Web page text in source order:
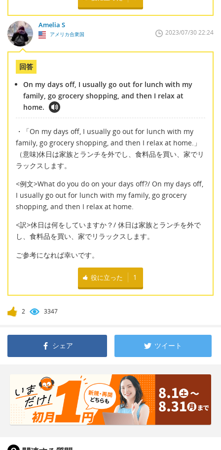
Amelia S
アメリカ合衆国 2023/07/30 22:24
回答
On my days off, I usually go out for lunch with my
family, go grocery shopping, and then I relax at
home.
・「On my days off, I usually go out for lunch with my
family, go grocery shopping, and then I relax at home.」
（意味)休日は家族とランチを外でし、食料品を買い、家でリ
ラックスします。
<例文>What do you do on your days off?/ On my days off,
I usually go out for lunch with my family, go grocery
shopping, and then I relax at home.
<訳>休日は何をしていますか？/ 休日は家族とランチを外で
し、食料品を買い、家でリラックスします。
ご参考になれば幸いです。
役に立った 1
2 3347
シェア ツイート